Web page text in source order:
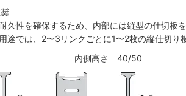
久性を確保するため、内部には縦型の仕切板
途では、2〜3リンクごとに1〜2枚の縦仕切
内側高さ 40/50